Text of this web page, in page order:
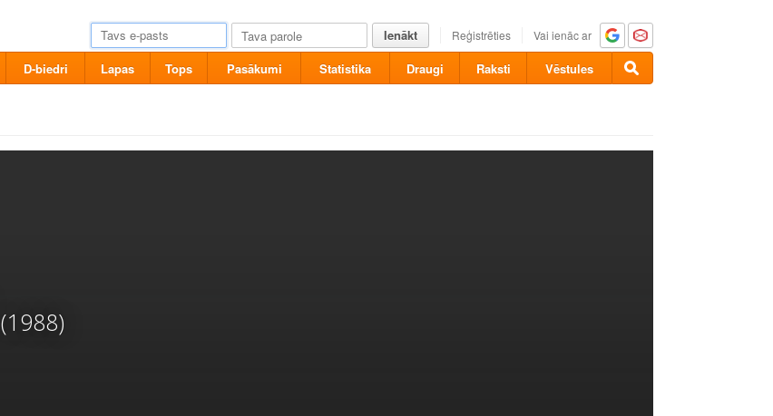
Ienākt Reģistrēties Vai ienāc ar
D-biedri Lapas Tops Pasākumi Statistika Draugi Raksti Vēstules
(1988)